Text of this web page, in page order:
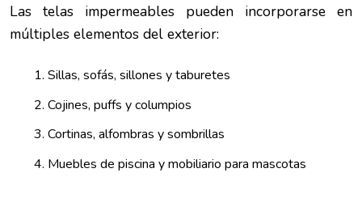
Las telas impermeables pueden incorporarse en
múltiples elementos del exterior:
Sillas, sofás, sillones y taburetes
Cojines, puffs y columpios
Cortinas, alfombras y sombrillas
Muebles de piscina y mobiliario para mascotas